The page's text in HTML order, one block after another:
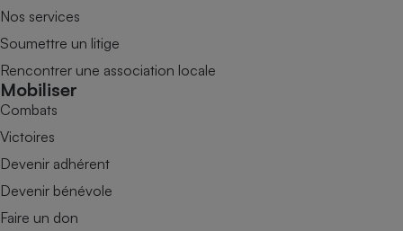
Nos services
Soumettre un litige
Rencontrer une association locale
Mobiliser
Combats
Victoires
Devenir adhérent
Devenir bénévole
Faire un don